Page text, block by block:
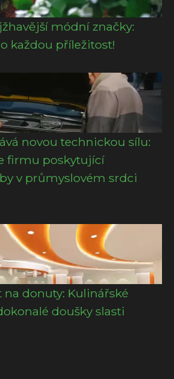
módní značky:
každou příležitost!
novou technickou sílu:
firmu poskytující
v průmyslovém srdci
na donuty: Kulinářské
doušky slasti